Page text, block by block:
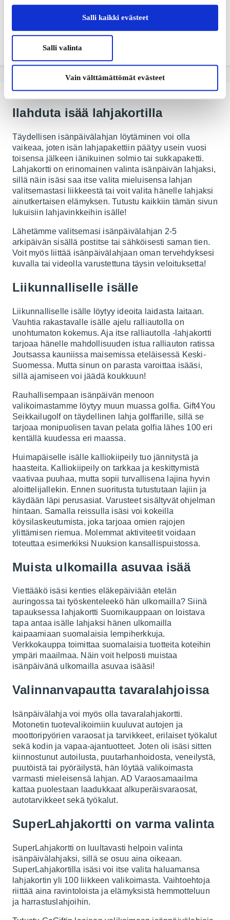
Salli kaikki evästeet
Salli valinta
Vain välttämättömät evästeet
Stadium Outlet FI
aktiiviseen elämään
5 €
Jack & Jones FI
Ilahduta isää lahjakortilla
Täydellisen isänpäivälahjan löytäminen voi olla
vaikeaa, joten isän lahjapakettiin päätyy usein vuosi
toisensa jälkeen iänikuinen solmio tai sukkapaketti.
Lahjakortti on erinomainen valinta isänpäivän lahjaksi,
sillä näin isäsi saa itse valita mieluisensa lahjan
valitsemastasi liikkeestä tai voit valita hänelle lahjaksi
ainutkertaisen elämyksen. Tutustu kaikkiin tämän sivun
lukuisiin lahjavinkkeihin isälle!
Lähetämme valitsemasi isänpäivälahjan 2-5
arkipäivän sisällä postitse tai sähköisesti saman tien.
Voit myös liittää isänpäivälahjaan oman tervehdyksesi
kuvalla tai videolla varustettuna täysin veloituksetta!
Liikunnalliselle isälle
Liikunnalliselle isälle löytyy ideoita laidasta laitaan.
Vauhtia rakastavalle isälle ajelu ralliautolla on
unohtumaton kokemus.Aja itse ralliautolla -lahjakortti
tarjoaa hänelle mahdollisuuden istua ralliauton ratissa
Joutsassa kauniissa maisemissa eteläisessä Keski-
Suomessa. Mutta sinun on parasta varoittaa isääsi,
sillä ajamiseen voi jäädä koukkuun!
Rauhallisempaan isänpäivän menoon
valikoimastamme löytyy muun muassa golfia. Gift4You
Seikkailugolfon täydellinen lahja golffarille, sillä se
tarjoaa monipuolisen tavan pelata golfia lähes 100 eri
kentällä kuudessa eri maassa.
Huimapäiselle isälle kalliokiipeily tuo jännitystä ja
haasteita. Kalliokiipeily on tarkkaa ja keskittymistä
vaativaa puuhaa, mutta sopii turvallisena lajina hyvin
aloittelijallekin. Ennen suoritusta tutustutaan lajiin ja
käydään läpi perusasiat. Varusteet sisältyvät ohjelman
hintaan. Samalla reissulla isäsi voi kokeilla
köysilaskeutumista, joka tarjoaa omien rajojen
ylittämisen riemua. Molemmat aktiviteetit voidaan
toteuttaa esimerkiksi Nuuksion kansallispuistossa.
Muista ulkomailla asuvaa isää
Viettääkö isäsi kenties eläkepäiviään etelän
auringossa tai työskenteleekö hän ulkomailla? Siinä
tapauksessa lahjakortti Suomikauppaan on loistava
tapa antaa isälle lahjaksi hänen ulkomailla
kaipaamiaan suomalaisia lempiherkkuja.
Verkkokauppa toimittaa suomalaisia tuotteita koteihin
ympäri maailmaa. Näin voit helposti muistaa
isänpäivänä ulkomailla asuvaa isääsi!
Valinnanvapautta tavaralahjoissa
Isänpäivälahja voi myös olla tavaralahjakortti.
Motonetin tuotevalikoimiin kuuluvat autojen ja
moottoripyörien varaosat ja tarvikkeet, erilaiset työkalut
sekä kodin ja vapaa-ajantuotteet. Joten oli isäsi sitten
kiinnostunut autoilusta, puutarhanhoidosta, veneilystä,
puutöistä tai pyöräilystä, hän löytää valikoimasta
varmasti mieleisensä lahjan. AD Varaosamaailma
kattaa puolestaan laadukkaat alkuperäisvaraosat,
autotarvikkeet sekä työkalut.
SuperLahjakortti on varma valinta
SuperLahjakortti on luultavasti helpoin valinta
isänpäivälahjaksi, sillä se osuu aina oikeaan.
SuperLahjakortilla isäsi voi itse valita haluamansa
lahjakortin yli 100 liikkeen valikoimasta. Vaihtoehtoja
riittää aina ravintoloista ja elämyksistä hemmotteluun
ja harrastuslahjoihin.